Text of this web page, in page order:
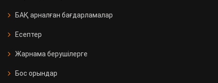
БАҚ арналған бағдарламалар
Есептер
Жарнама берушілерге
Бос орындар